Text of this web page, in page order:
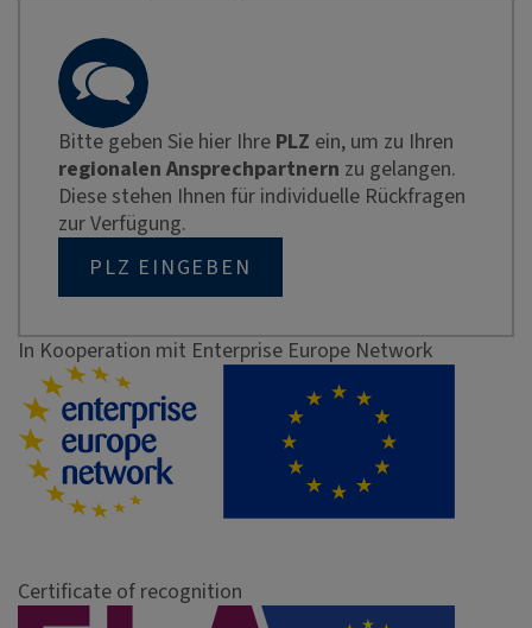
Bitte geben Sie hier Ihre PLZ ein, um zu Ihren
regionalen Ansprechpartnern zu gelangen.
Diese stehen Ihnen für individuelle Rückfragen
zur Verfügung.
PLZ EINGEBEN
In Kooperation mit Enterprise Europe Network
Certificate of recognition